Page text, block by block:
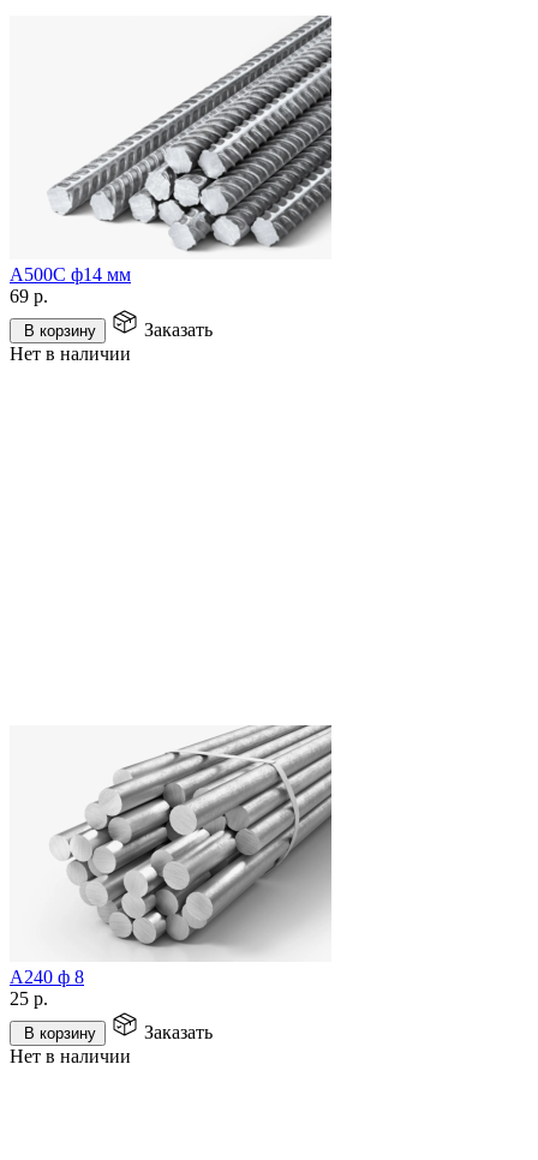
А500С ф14 мм
69 р.
В корзину
Заказать
Нет в наличии
А240 ф 8
25 р.
В корзину
Заказать
Нет в наличии